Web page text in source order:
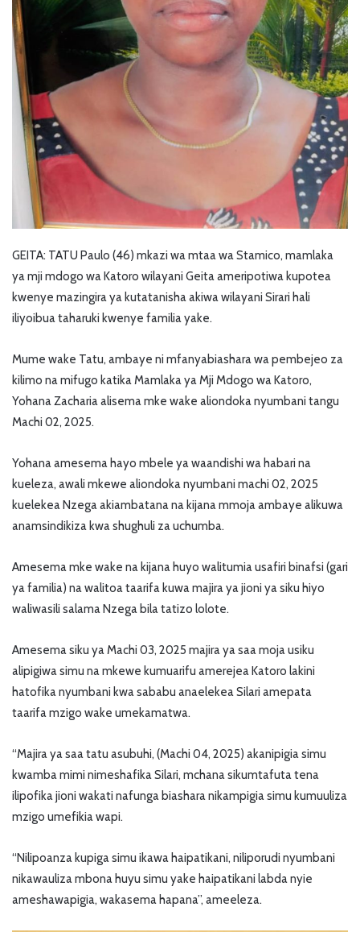
GEITA: TATU Paulo (46) mkazi wa mtaa wa Stamico, mamlaka
ya mji mdogo wa Katoro wilayani Geita ameripotiwa kupotea
kwenye mazingira ya kutatanisha akiwa wilayani Sirari hali
iliyoibua taharuki kwenye familia yake.
Mume wake Tatu, ambaye ni mfanyabiashara wa pembejeo za
kilimo na mifugo katika Mamlaka ya Mji Mdogo wa Katoro,
Yohana Zacharia alisema mke wake aliondoka nyumbani tangu
Machi 02, 2025.
Yohana amesema hayo mbele ya waandishi wa habari na
kueleza, awali mkewe aliondoka nyumbani machi 02, 2025
kuelekea Nzega akiambatana na kijana mmoja ambaye alikuwa
anamsindikiza kwa shughuli za uchumba.
Amesema mke wake na kijana huyo walitumia usafiri binafsi (gari
ya familia) na walitoa taarifa kuwa majira ya jioni ya siku hiyo
waliwasili salama Nzega bila tatizo lolote.
Amesema siku ya Machi 03, 2025 majira ya saa moja usiku
alipigiwa simu na mkewe kumuarifu amerejea Katoro lakini
hatofika nyumbani kwa sababu anaelekea Silari amepata
taarifa mzigo wake umekamatwa.
“Majira ya saa tatu asubuhi, (Machi 04, 2025) akanipigia simu
kwamba mimi nimeshafika Silari, mchana sikumtafuta tena
ilipofika jioni wakati nafunga biashara nikampigia simu kumuuliza
mzigo umefikia wapi.
“Nilipoanza kupiga simu ikawa haipatikani, niliporudi nyumbani
nikawauliza mbona huyu simu yake haipatikani labda nyie
ameshawapigia, wakasema hapana”, ameeleza.